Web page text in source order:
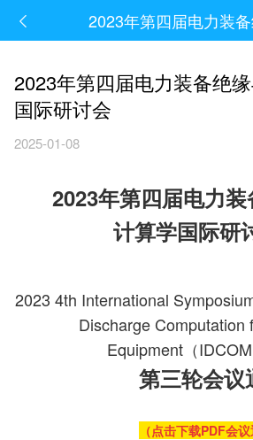
2023年第四届电力装备绝
国际研讨会
2025-01-08
2023年第四届电力
计算学国际研
2023 4th International
Discharge Computation
Equipment（
第三轮会议
（点击下载PDF会议